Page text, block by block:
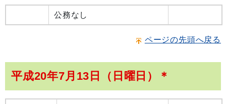
公務なし
ページの先頭へ戻る
平成20年7月13日（日曜日）＊